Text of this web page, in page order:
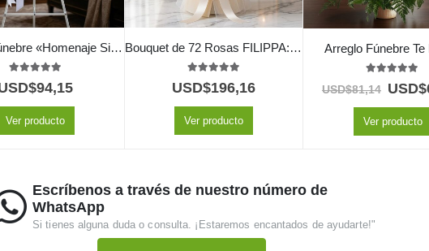
Corona Fúnebre «Homenaje Sincero»: Un Tributo Floral para JONAS 🕊️
out of 5
94,15
Ver producto
Bouquet de 72 Rosas FILIPPA: Un Espectáculo de Color Vibrante 🌹
5.00out of 5
USD$196,16
Ver producto
Arreglo Fúnebre Te
out of 5
USD$81,14 USD$
Ver producto
Escríbenos a través de nuestro número de
WhatsApp
Si tienes alguna duda o consulta. ¡Estaremos encantados de ayudarte!"